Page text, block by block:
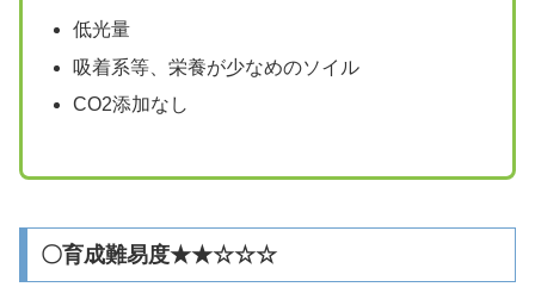
低光量
吸着系等、栄養が少なめのソイル
CO2添加なし
〇育成難易度★★☆☆☆